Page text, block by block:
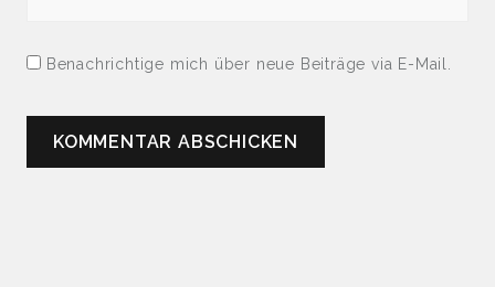
Benachrichtige mich über neue Beiträge via E-Mail.